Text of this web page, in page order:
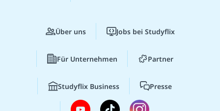
Über uns Jobs bei Studyflix
Für Unternehmen Partner
Studyflix Business Presse